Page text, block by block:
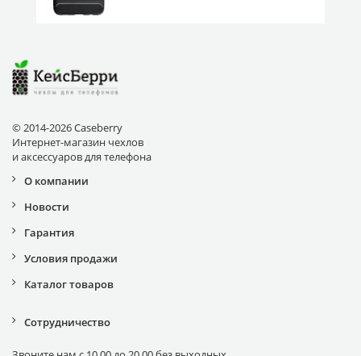
© 2014-2026 Caseberry
Интернет-магазин чехлов
и аксессуаров для телефона
О компании
Новости
Гарантия
Условия продажи
Каталог товаров
Сотрудничество